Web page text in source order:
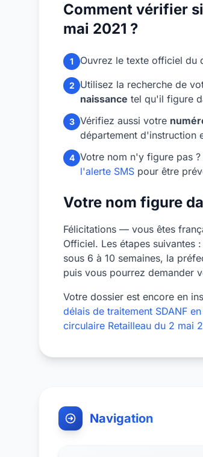
Comment vérifier
mai 2021 ?
1 Ouvrez le texte officiel du
2 Utilisez la recherche de
naissance tel qu'il figure
3 Vérifiez aussi votre
département d'instruction
4 Votre nom n'y figure pas
l'alerte SMS pour être
Votre nom figure
Félicitations — vous êtes
Officiel. Les étapes suivantes
sous 6 à 10 semaines, la
puis vous pourrez demander
Votre dossier est encore en
délais de traitement SDANF
circulaire Retailleau du 2 mai
Navigation